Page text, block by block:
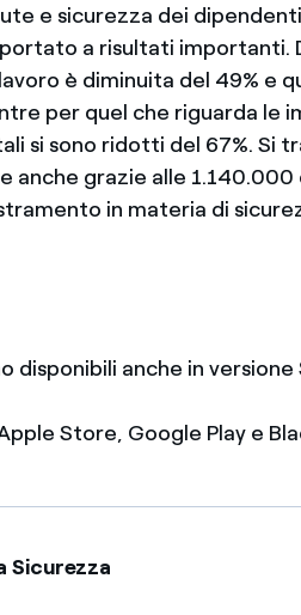
e sicurezza dei
a risultati importanti.
è diminuita del 49% e
per quel che riguarda le
si sono ridotti del 67%. Si
anche grazie alle
in materia di
disponibili anche in
Store, Google Play e
Sicurezza